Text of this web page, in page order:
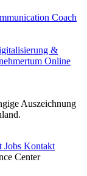
Coach
&
Online
Auszeichnung
Jobs Kontakt
Center